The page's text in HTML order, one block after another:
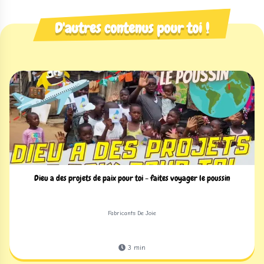
D'autres contenus pour toi !
Dieu a des projets de paix pour toi - faites voyager le poussin
Fabricants De Joie
3 min